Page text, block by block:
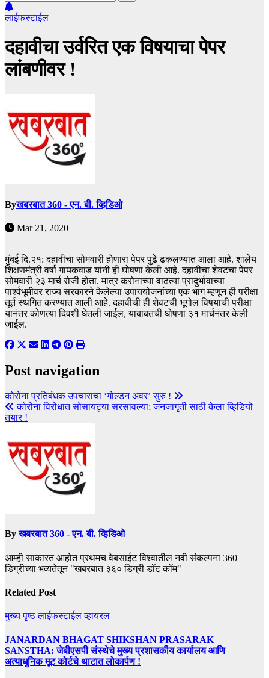
लाईफस्टाईल
दहावीचा उर्वरित एक विषयाचा पेपर
लांबणीवर !
Byखबरबात 360 - एन. बी. व्हिडिओ
Mar 21, 2020
मुंबई दि.२१: दहावीचा सोमवारी होणारा पेपर पुढे ढकलण्यात आला आहे. शालेय
शिक्षणमंत्री वर्षा गायकवाड यांनी ही घोषणा केली आहे. दहावीचा शेवटचा पेपर
सोमवारी २३ मार्च रोजी होता. मात्र करोनाच्या वाढत्या प्रादुर्भावाच्या
पार्श्वभूमीवर राज्य सरकारने केलेल्या उपाययोजनांच्या एक भाग म्हणून ही परीक्षा
तूर्त स्थगित करण्यात आली आहे. दहावीची ही शेवटची भूगोल विषयाची परीक्षा
यानंतर कोणत्या दिवशी घेतली जाईल, याबाबतची घोषणा ३१ मार्चनंतर केली
जाईल.
Post navigation
कोरोना प्रतिबंधक उपचाराचा ‘गोल्डन अवर’ सुरु !
कोरोना विरोधात सोसायट्या सरसावल्या; जनजागृती साठी केला व्हिडियो
तयार !
Byखबरबात 360 - एन. बी. व्हिडिओ
आम्ही साकारत आहोत प्रथमच वेबसाईट विश्वातील नवी संकल्पना 360
डिग्रीच्या भव्यतेतून "खबरबात ३६० डिग्री डॉट कॉम"
Related Post
मुख्य पृष्ठलाईफस्टाईलव्हायरल
JANARDAN BHAGAT SHIKSHAN PRASARAK
SANSTHA: जेबीएसपी संस्थेचे मुख्य प्रशासकीय कार्यालय आणि
अत्याधुनिक मूट कोर्टचे थाटात लोकार्पण !